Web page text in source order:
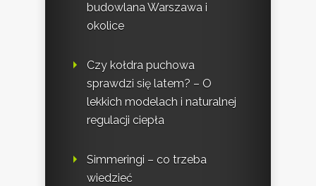
budowlana Warszawa i
okolice
Czy kołdra puchowa
sprawdzi się latem? – O
lekkich modelach i naturalnej
regulacji ciepła
Simmeringi – co trzeba
wiedzieć